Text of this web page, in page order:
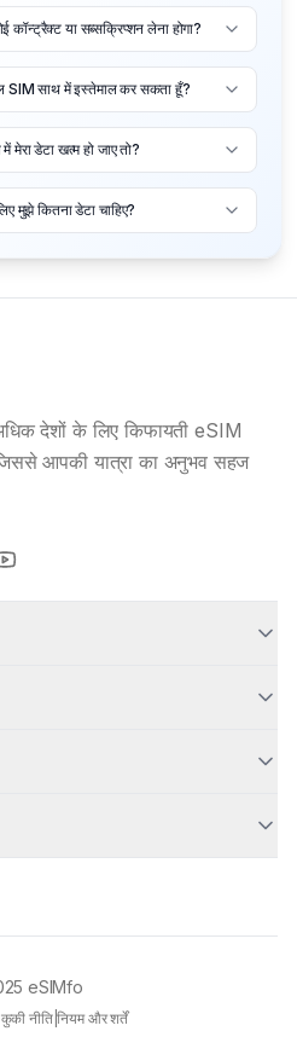
या सब्सक्रिप्शन लेना होगा?
साथ में इस्तेमाल कर सकता हूँ?
मेरा डेटा खत्म हो जाए तो?
मुझे कितना डेटा चाहिए?
देशों के लिए किफायती eSIM
आपकी यात्रा का अनुभव सहज
eSIMfo
नीति|नियम और शर्तें